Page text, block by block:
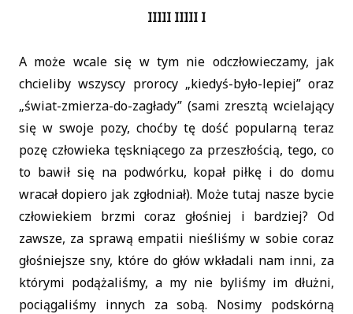
IIIII IIIII I
A może wcale się w tym nie odczłowieczamy, jak
chcieliby wszyscy prorocy „kiedyś-było-lepiej” oraz
„świat-zmierza-do-zagłady” (sami zresztą wcielający
się w swoje pozy, choćby tę dość popularną teraz
pozę człowieka tęskniącego za przeszłością, tego, co
to bawił się na podwórku, kopał piłkę i do domu
wracał dopiero jak zgłodniał). Może tutaj nasze bycie
człowiekiem brzmi coraz głośniej i bardziej? Od
zawsze, za sprawą empatii nieśliśmy w sobie coraz
głośniejsze sny, które do głów wkładali nam inni, za
którymi podążaliśmy, a my nie byliśmy im dłużni,
pociągaliśmy innych za sobą. Nosimy podskórną